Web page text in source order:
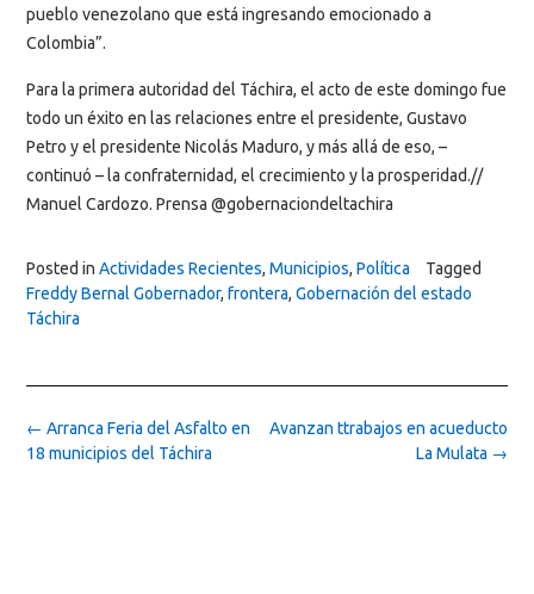
pueblo venezolano que está ingresando emocionado a
Colombia”.
Para la primera autoridad del Táchira, el acto de este domingo fue
todo un éxito en las relaciones entre el presidente, Gustavo
Petro y el presidente Nicolás Maduro, y más allá de eso, –
continuó – la confraternidad, el crecimiento y la prosperidad.//
Manuel Cardozo. Prensa @gobernaciondeltachira
Posted in Actividades Recientes, Municipios, Política
Tagged
Freddy Bernal Gobernador, frontera, Gobernación del estado
Táchira
Post
navigation
Avanzan ttrabajos en acueducto
La Mulata →
← Arranca Feria del Asfalto en
18 municipios del Táchira